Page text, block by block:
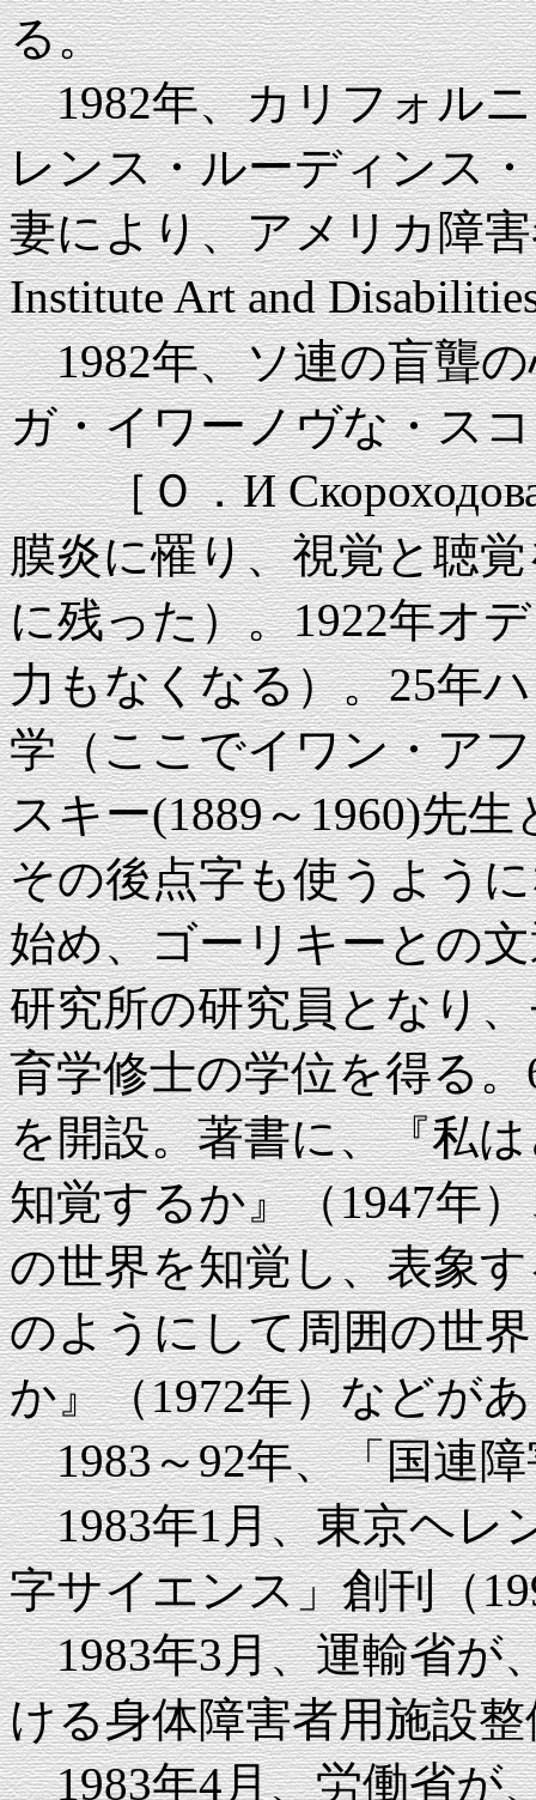
る。
1982年、カリフォルニ
レンス・ルーディンス
妻により、アメリカ障
Institute Art and
1982年、ソ連の盲聾の
ガ・イワーノヴな・ス
［Ｏ．И Скороходова
膜炎に罹り、視覚と聴
に残った）。1922年オ
力もなくなる）。25年
学（ここでイワン・ア
スキー(1889～1960)先
その後点字も使うよう
始め、ゴーリキーとの
研究所の研究員となり
育学修士の学位を得る
を開設。著書に、『私
知覚するか』（1947年
の世界を知覚し、表象
のようにして周囲の世
か』（1972年）などが
1983～92年、「国連障
1983年1月、東京ヘレ
字サイエンス」創刊（
1983年3月、運輸省が
ける身体障害者用施設
1983年4月、労働省が